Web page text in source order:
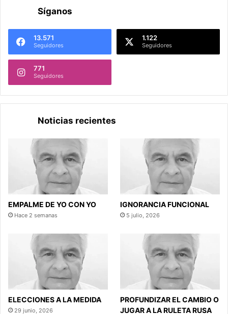
Síganos
13.571
Seguidores
1.122
Seguidores
771
Seguidores
Noticias recientes
EMPALME DE YO CON YO
Hace 2 semanas
IGNORANCIA FUNCIONAL
5 julio, 2026
ELECCIONES A LA MEDIDA
29 junio, 2026
PROFUNDIZAR EL CAMBIO O
JUGAR A LA RULETA RUSA